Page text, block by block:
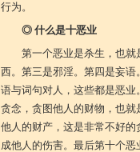
行为。
◎ 什么是十恶业
第一个恶业是杀生，也
西。第三是邪淫。第四是妄
语与词句对人，这些都是恶
贪念，贪图他人的财物，也
他人的财产，这是非常不好
成他人的伤害。最后第十个